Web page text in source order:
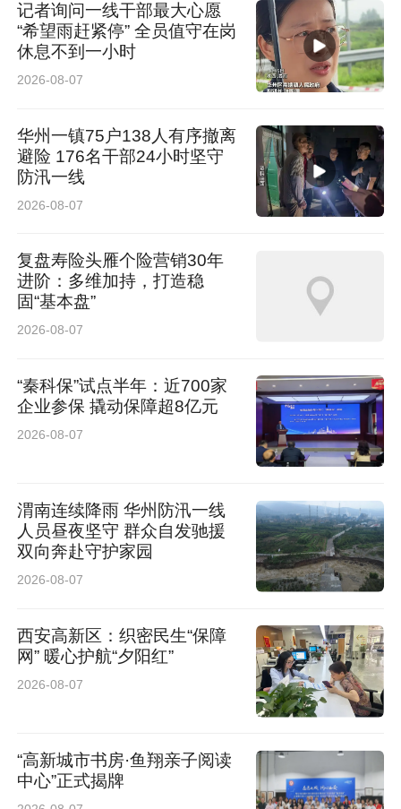
小赵态度坚定：“即便他之后再诚恳道歉，我也不
会原谅他，这种身心伤害是一辈子的事情。一切
采访最后，小赵呼吁广大青少年，若遭遇校园暴
力、人身欺凌，切勿胆怯退缩，一定要第一时间
告知家长、及时报警，坚决用法律武器维护自身
合法权益。
记者询问一线干部最大心愿
“希望雨赶紧停” 全员值守在岗
休息不到一小时
2026-08-07
华州一镇75户138人有序撤离
避险 176名干部24小时坚守
防汛一线
2026-08-07
复盘寿险头雁个险营销30年
进阶：多维加持，打造稳
固“基本盘”
2026-08-07
“秦科保”试点半年：近700家
企业参保 撬动保障超8亿元
2026-08-07
渭南连续降雨 华州防汛一线
人员昼夜坚守 群众自发驰援
双向奔赴守护家园
2026-08-07
西安高新区：织密民生“保障
网” 暖心护航“夕阳红”
2026-08-07
“高新城市书房·鱼翔亲子阅读
中心”正式揭牌